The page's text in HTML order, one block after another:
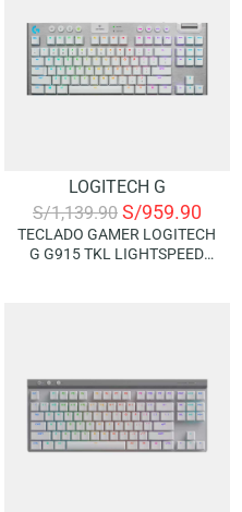
LOGITECH G
S/1,139.90 S/959.90
TECLADO GAMER LOGITECH
G G915 TKL LIGHTSPEED